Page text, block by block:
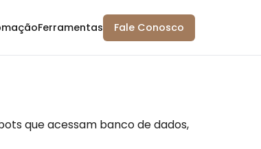
Ferramentas Fale Conosco
que acessam banco de dados,